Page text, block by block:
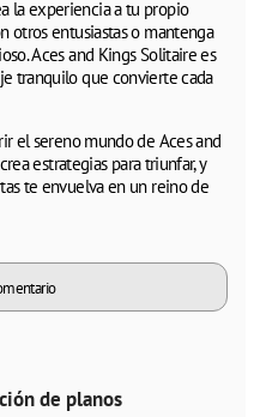
la experiencia a tu propio
otros entusiastas o mantenga
Aces and Kings Solitaire es
tranquilo que convierte cada
el sereno mundo de Aces and
estrategias para triunfar, y
te envuelva en un reino de
de planos